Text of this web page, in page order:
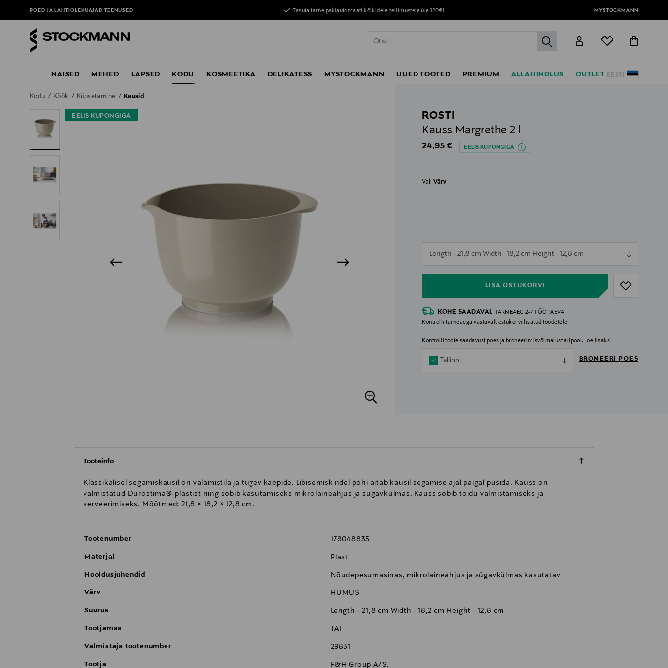
POED JA LAHTIOLEKUAJADTEENUSED Tasuta tarne pakiautomaati kõikidele tellimustele üle 120€! MYSTOCKMANN
label.header.go
EESTI
NAISED MEHED LAPSED KODU KOSMEETIKA DELIKATESS MYSTOCKMANN UUED TOOTED PREMIUM ALLAHINDLUS OUTLET
Kodu Köök Küpsetamine Kausid
EELIS KUPONGIGA
ROSTI
Kauss Margrethe 2 l
Original Price
24,95 € EELIS KUPONGIGA
ValiVärv
Length - 21,8 cm Width - 18,2 cm Height - 12,8 cm
LISA OSTUKORVI
null
KOHE SAADAVAL
TARNEAEG 2-7 TÖÖPÄEVA
Kontrolli tarneaega vastavalt ostukorvi lisatud toodetele
Kontrolli toote saadavust poes ja broneerimisvõimalust allpool. Loe lisaks
Tallinn BRONEERI POES
Tooteinfo
Klassikalisel segamiskausil on valamistila ja tugev käepide. Libisemiskindel põhi aitab kausil segamise ajal paigal püsida. Kauss on
valmistatud Durostima®-plastist ning sobib kasutamiseks mikrolaineahjus ja sügavkülmas. Kauss sobib toidu valmistamiseks ja
serveerimiseks. Mõõtmed: 21,8 × 18,2 × 12,8 cm.
Tootenumber 178048835
Materjal Plast
Hooldusjuhendid Nõudepesumasinas, mikrolaineahjus ja sügavkülmas kasutatav
Värv HUMUS
Suurus Length - 21,8 cm Width - 18,2 cm Height - 12,8 cm
Tootjamaa TAI
Valmistaja tootenumber 29831
Tootja F&H Group A/S.